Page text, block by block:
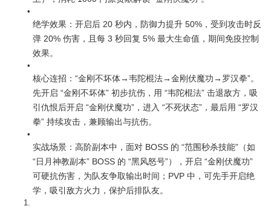
绝学效果：开启后 20 秒内，防御力提升 50%，受到攻击时反
弹 20% 伤害，且每 3 秒回复 5% 最大生命值，期间免疫控制
效果。
核心连招：“金刚不坏体→韦陀棍法→金刚伏魔功→罗汉拳”。
先开启 “金刚不坏体” 初步抗伤，用 “韦陀棍法” 击退敌方，吸
引仇恨后开启 “金刚伏魔功”，进入 “不死状态”，最后用 “罗汉
拳” 持续攻击，兼顾输出与抗伤。
实战场景：高阶副本中，面对 BOSS 的 “范围秒杀技能”（如
“日月神教副本” BOSS 的 “黑风怒号”），开启 “金刚伏魔功”
可硬抗伤害，为队友争取输出时间；PVP 中，可先手开启绝
学，吸引敌方火力，保护后排队友。